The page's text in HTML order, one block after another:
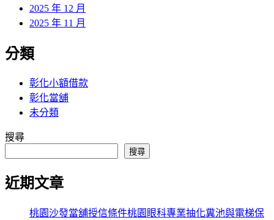
2025 年 12 月
2025 年 11 月
分類
彰化小額借款
彰化當舖
未分類
搜尋
搜尋
近期文章
桃園沙發當舖授信條件桃園眼科專業抽化糞池與電梯保